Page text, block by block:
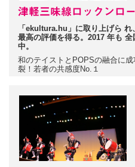
津軽三味線ロックンロ
「ekultura.hu」に取り上げら
最高の評価を得る。2017 年も
中。
和のテイストとPOPSの融合に
裂！若者の共感度No.１